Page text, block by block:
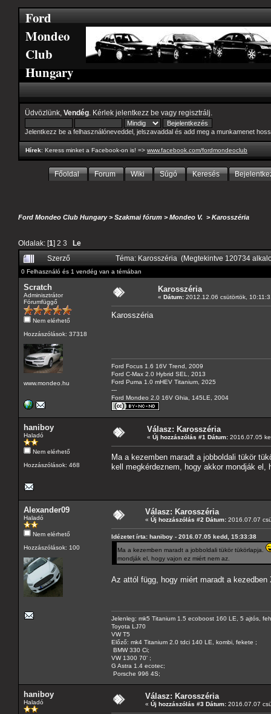
Ford
Mondeo
Club
Hungary
Üdvözlünk, Vendég . Kérlek jelentkezz be vagy regisztrálj
Jelentkezz be a felhasználóneveddel, jelszavaddal és add meg a munkamenet
Hírek: Keress minket a Facebook-on is! => www.facebook.com/fordmondeoclub
Főoldal Forum Wiki Súgó Keresés
Ford Mondeo Club Hungary>Szakmai fórum >Mondeo V. >Karosszéria
Oldalak: [1] 2 3
Le
Szerző
Téma: Karosszéria (Megtekintve 120734
0 Felhasználó és 1 vendég van a témában
Scratch
Adminisztrátor
Fórumfüggő
Nem elérhető
Hozzászólások: 37318
www.mondeo.hu
Karosszéria
« Dátum: 2012.12.06 csütörtök,
Karosszéria
Ford Focus 1.6 16V Trend, 2009
Ford C-Max 2.0 Hybrid SEL, 2013
Ford Puma 1.0 mHEV Titanium, 2025
---
Ford Mondeo 2.0 16V Ghia, 145LE, 2004
haniboy
Haladó
Nem elérhető
Hozzászólások: 468
Válasz: Karosszéria
« Új hozzászólás #1 Dátum: 2016.07.05
Ma a kezemben maradt a jobboldali tükör
kell megkérdeznem, hogy akkor mondják el,
Alexander09
Haladó
Nem elérhető
Hozzászólások: 100
Válasz: Karosszéria
« Új hozzászólás #2 Dátum: 2016.07.07
Idézetet írta: haniboy - 2016.07.05 kedd, 15:33:38
Ma a kezemben maradt a jobboldali tükör tükörlapja.
mondják el, hogy vajon ez miért nem az.
Az attól függ, hogy miért maradt a kezedben
Jelenleg: mk5 Titanium 1.5 ecoboost 160 LE, 5 ajtós,
Toyota LJ70
VW T5
Előző: mk4 Titanium 2.0 tdci 140 LE, kombi, fekete ;
BMW 330 Ci;
VW 1300 70' ;
G Astra 1.4 ecotec;
Porsche 996 4S;
haniboy
Haladó
Válasz: Karosszéria
« Új hozzászólás #3 Dátum: 2016.07.07